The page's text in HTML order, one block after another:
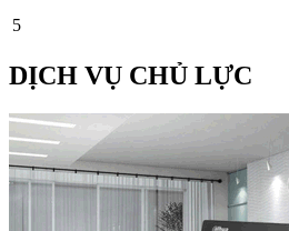
5
DỊCH VỤ CHỦ LỰC